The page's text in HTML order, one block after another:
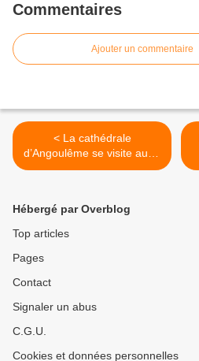
Commentaires
Ajouter un commentaire
< La cathédrale
d’Angoulême se visite aussi
pour son trésor
Hébergé par Overblog
Top articles
Pages
Contact
Signaler un abus
C.G.U.
Cookies et données personnelles